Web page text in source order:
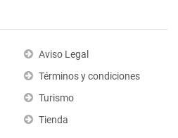
Aviso Legal
Términos y condiciones
Turismo
Tienda